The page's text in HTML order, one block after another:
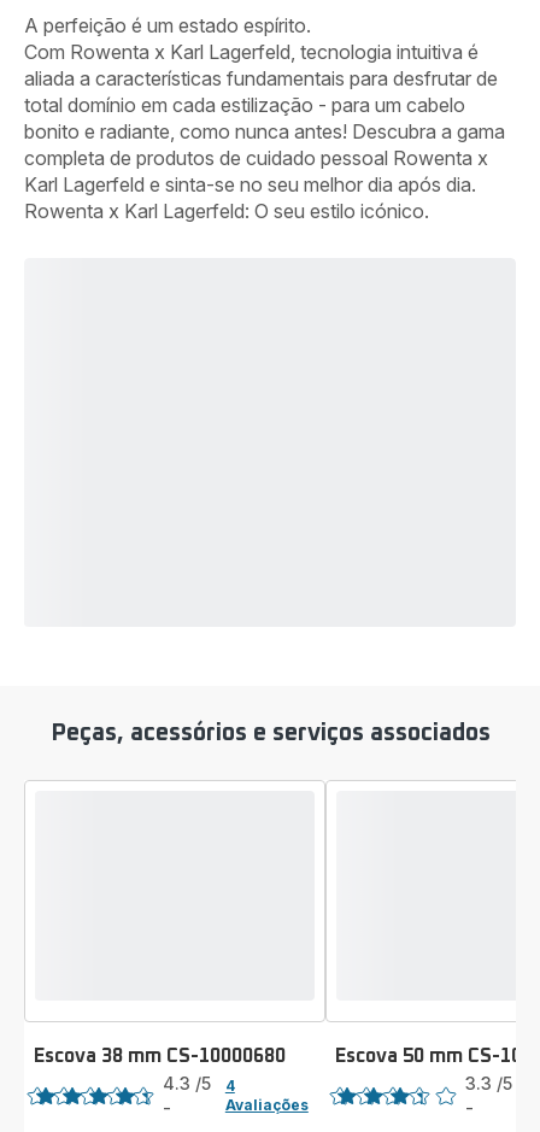
A perfeição é um estado espírito.
Com Rowenta x Karl Lagerfeld, tecnologia intuitiva é
aliada a características fundamentais para desfrutar de
total domínio em cada estilização - para um cabelo
bonito e radiante, como nunca antes! Descubra a gama
completa de produtos de cuidado pessoal Rowenta x
Karl Lagerfeld e sinta-se no seu melhor dia após dia.
Rowenta x Karl Lagerfeld: O seu estilo icónico.
Peças, acessórios e serviços associados
Escova 38 mm CS-10000680
Classificação
4.3 /5
-
4
Avaliações
Escova 50 mm CS-
Classificação
3.3 /5
-